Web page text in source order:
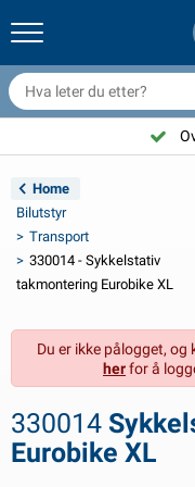
og utstyr
for tilhengere
Aspöck
Radex
for tilhengere
og
og 24V tilbehør
og topptrekk
& bobil
& husbil interiør
til gass
tilbehør
og sjakler
og vedlikehold
&
produkter
Nederlands
Deutsch
English
Français
Suomalainen
Home
Bilutstyr
Transport
330014 - Sykkelstativ
takmontering Eurobike XL
Du er ikke pålogget,
herfor å
330014
Eurobike XL